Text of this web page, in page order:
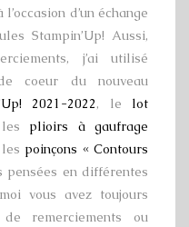
d’un échange
Stampin’Up! Aussi,
j’ai utilisé
coeur du nouveau
2021-2022, le lot
plioirs à gaufrage
poinçons « Contours
en différentes
vous avez toujours
remerciements ou